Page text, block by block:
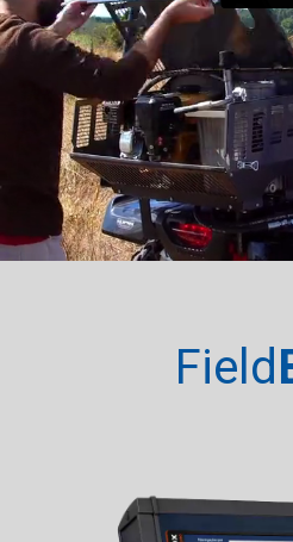
Field